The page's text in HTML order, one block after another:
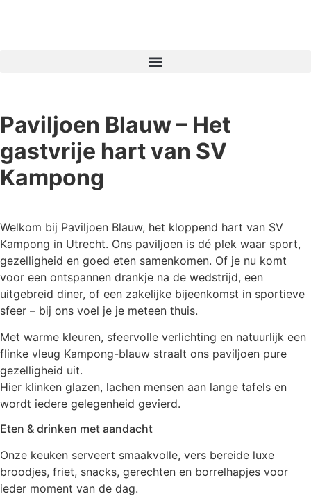
Paviljoen Blauw – Het
gastvrije hart van SV
Kampong
Welkom bij Paviljoen Blauw, het kloppend hart van SV
Kampong in Utrecht. Ons paviljoen is dé plek waar sport,
gezelligheid en goed eten samenkomen. Of je nu komt
voor een ontspannen drankje na de wedstrijd, een
uitgebreid diner, of een zakelijke bijeenkomst in sportieve
sfeer – bij ons voel je je meteen thuis.
Met warme kleuren, sfeervolle verlichting en natuurlijk een
flinke vleug Kampong-blauw straalt ons paviljoen pure
gezelligheid uit.
Hier klinken glazen, lachen mensen aan lange tafels en
wordt iedere gelegenheid gevierd.
Eten & drinken met aandacht
Onze keuken serveert smaakvolle, vers bereide luxe
broodjes, friet, snacks, gerechten en borrelhapjes voor
ieder moment van de dag.